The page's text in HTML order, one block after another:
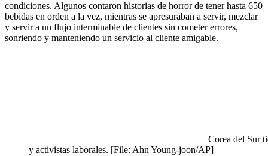
condiciones. Algunos contaron historias de horror de tener hasta 650
bebidas en orden a la vez, mientras se apresuraban a servir, mezclar
y servir a un flujo interminable de clientes sin cometer errores,
sonriendo y manteniendo un servicio al cliente amigable.
Corea del Sur
y activistas laborales. [File: Ahn Young-joon/AP]